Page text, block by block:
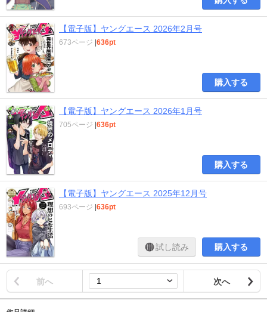
【電子版】ヤングエース 2026年2月号
673ページ 636pt
購入する
【電子版】ヤングエース 2026年1月号
705ページ 636pt
購入する
【電子版】ヤングエース 2025年12月号
693ページ 636pt
試し読み 購入する
前へ 次へ